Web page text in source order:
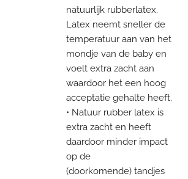
natuurlijk rubberlatex.
Latex neemt sneller de
temperatuur aan van het
mondje van de baby en
voelt extra zacht aan
waardoor het een hoog
acceptatie gehalte heeft.
• Natuur rubber latex is
extra zacht en heeft
daardoor minder impact
op de
(doorkomende) tandjes